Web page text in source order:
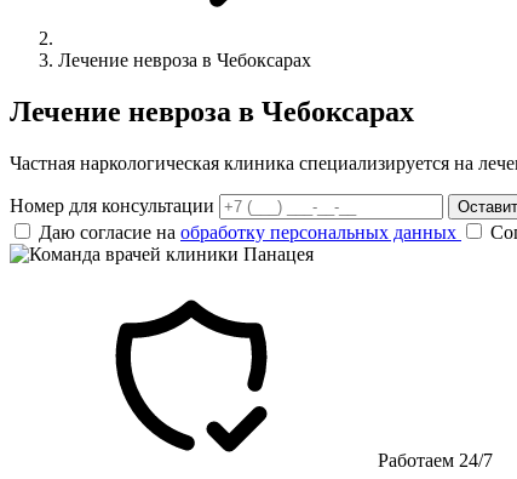
Лечение невроза в Чебоксарах
Лечение невроза в Чебоксарах
Частная наркологическая клиника специализируется на
Номер для консультации
Даю согласие на обработку персональных данных
Работаем 24/7